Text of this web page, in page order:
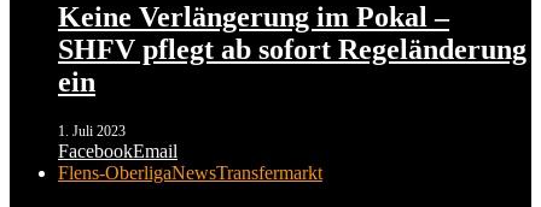
Keine Verlängerung im Pokal –
SHFV pflegt ab sofort Regeländerung
ein
1. Juli 2023
FacebookEmail
Flens-OberligaNewsTransfermarkt